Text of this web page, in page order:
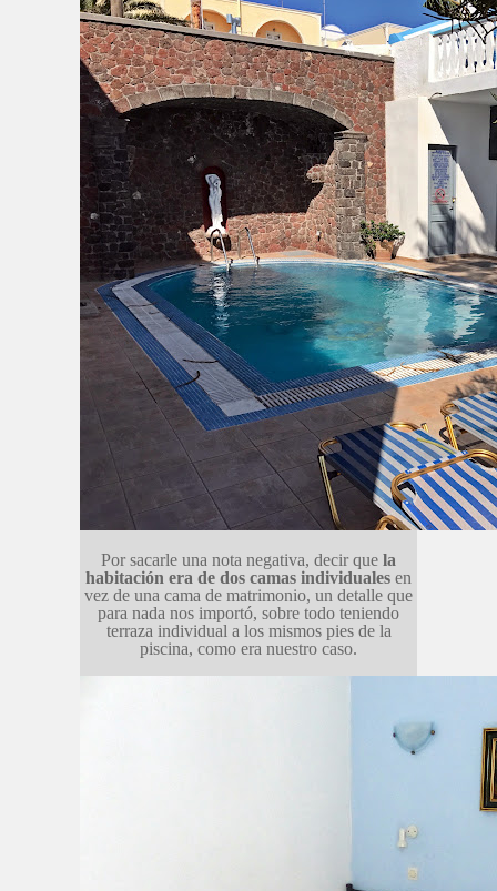
Por sacarle una nota negativa, decir que la
habitación era de dos camas individuales en
vez de una cama de matrimonio, un detalle que
para nada nos importó, sobre todo teniendo
terraza individual a los mismos pies de la
piscina, como era nuestro caso.